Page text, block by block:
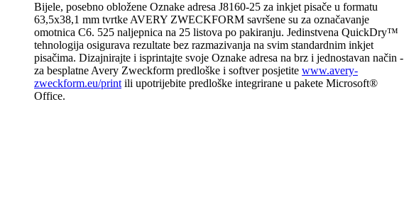
Bijele, posebno obložene Oznake adresa J8160-25 za inkjet pisače u formatu
63,5x38,1 mm tvrtke AVERY ZWECKFORM savršene su za označavanje
omotnica C6. 525 naljepnica na 25 listova po pakiranju. Jedinstvena QuickDry™
tehnologija osigurava rezultate bez razmazivanja na svim standardnim inkjet
pisačima. Dizajnirajte i isprintajte svoje Oznake adresa na brz i jednostavan način -
za besplatne Avery Zweckform predloške i softver posjetite www.avery-
zweckform.eu/print ili upotrijebite predloške integrirane u pakete Microsoft®
Office.